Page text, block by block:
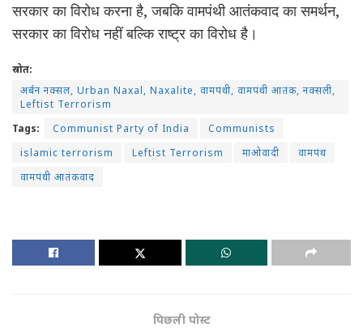
सरकार का विरोध करना है, जबकि वामपंथी आतंकवाद का समर्थन,
सरकार का विरोध नहीं बल्कि राष्ट्र का विरोध है।
स्रोत:
अर्बन नक्सल, Urban Naxal, Naxalite, वामपंथी, वामपंथी आतंक, नक्सली,
Leftist Terrorism
Tags:
Communist Party of India
Communists
islamic terrorism
Leftist Terrorism माओवादी
वामपंथ
वामपंथी आतंकवाद
पिछली पोस्ट